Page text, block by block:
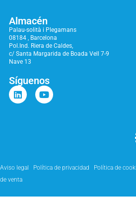
Almacén
Palau-solità i Plegamans
08184 , Barcelona
Pol.Ind. Riera de Caldes,
c/ Santa Margarida de Boada Vell 7-9
Nave 13
Síguenos
Aviso legal Política de privacidad Política de
de venta